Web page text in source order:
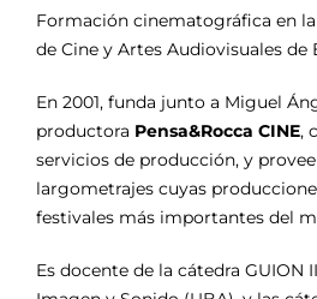
Formación cinematográfica en
de Cine y Artes Audiovisuales de
En 2001, funda junto a Miguel
productora Pensa&Rocca CINE,
servicios de producción, y
largometrajes cuyas
festivales más importantes del
Es docente de la cátedra GUION